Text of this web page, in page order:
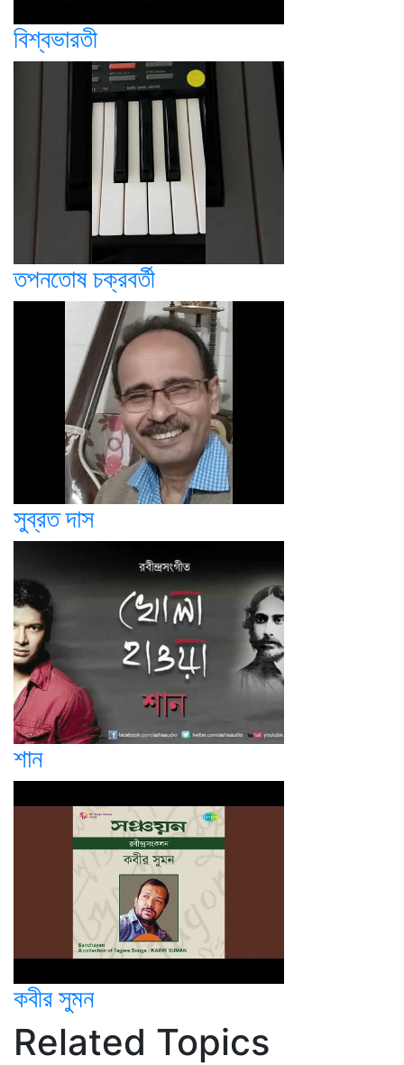
বিশ্বভারতী
তপনতোষ চক্রবর্তী
সুব্রত দাস
শান
কবীর সুমন
Related Topics